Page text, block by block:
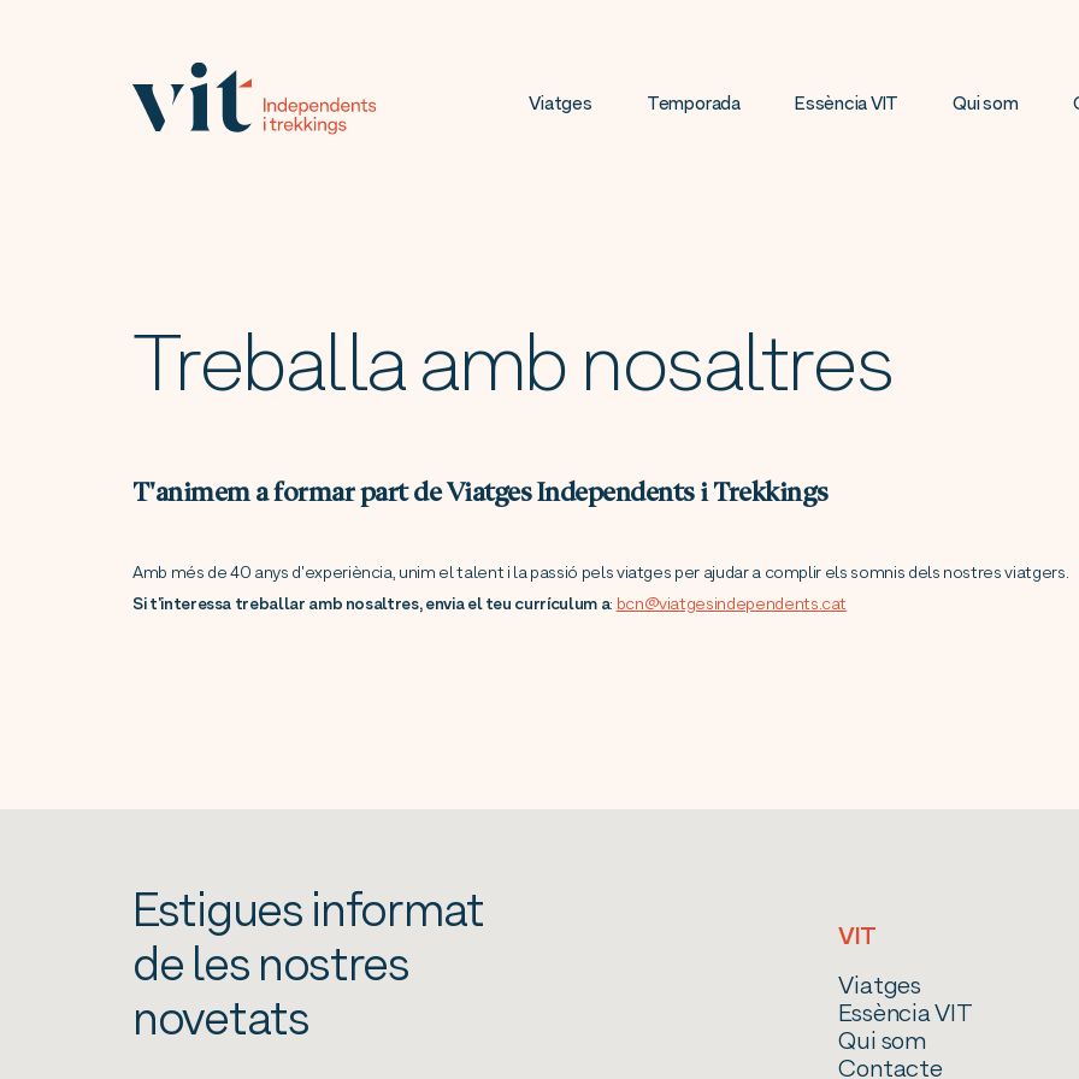
Viatges Temporada Essència VIT Qui som
Treballa amb nosaltres
T'animem a formar part de Viatges Independents i Trekkings
Amb més de 40 anys d'experiència, unim el talent i la passió pels viatges per ajudar a complir els somnis dels nostres viatgers.
Si t'interessa treballar amb nosaltres, envia el teu currículum a:bcn@viatgesindependents.cat
Estigues informat
de les nostres
novetats
VIT
Viatges
Essència VIT
Qui som
Contacte